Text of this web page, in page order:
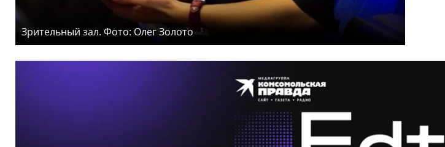
Зрительный зал. Фото: Олег Золото